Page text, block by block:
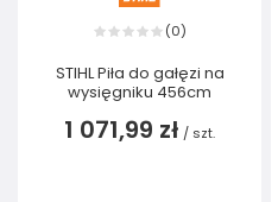
(0)
STIHL Piła do gałęzi na
wysięgniku 456cm
1 071,99 zł / szt.